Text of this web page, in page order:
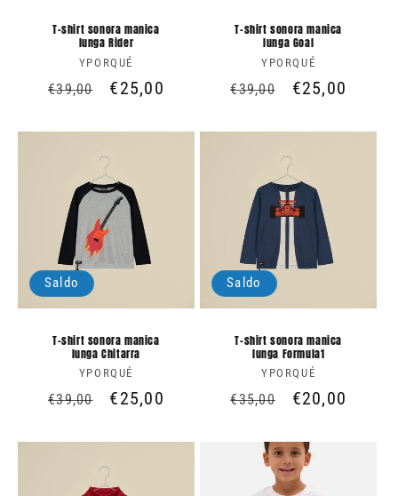
T-shirt sonora manica
lunga Rider
Produttore:
YPORQUÉ
Prezzo
listino
€39,00
Prezzo
€25,00
T-shirt sonora manica
lunga Goal
Produttore:
YPORQUÉ
Prezzo
listino
€39,00
Prezzo
€25,00
Saldo
T-shirt sonora manica
lunga Chitarra
Produttore:
YPORQUÉ
Prezzo
listino
€39,00
Prezzo
€25,00
Saldo
T-shirt sonora manica
lunga Formula1
Produttore:
YPORQUÉ
Prezzo
listino
€35,00
Prezzo
€20,00